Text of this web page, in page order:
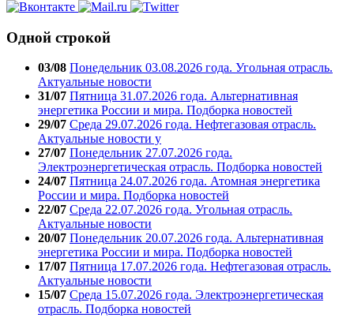
Одной строкой
03/08 Понедельник 03.08.2026 года. Угольная отрасль.
Актуальные новости
31/07 Пятница 31.07.2026 года. Альтернативная
энергетика России и мира. Подборка новостей
29/07 Среда 29.07.2026 года. Нефтегазовая отрасль.
Актуальные новости у
27/07 Понедельник 27.07.2026 года.
Электроэнергетическая отрасль. Подборка новостей
24/07 Пятница 24.07.2026 года. Атомная энергетика
России и мира. Подборка новостей
22/07 Среда 22.07.2026 года. Угольная отрасль.
Актуальные новости
20/07 Понедельник 20.07.2026 года. Альтернативная
энергетика России и мира. Подборка новостей
17/07 Пятница 17.07.2026 года. Нефтегазовая отрасль.
Актуальные новости
15/07 Среда 15.07.2026 года. Электроэнергетическая
отрасль. Подборка новостей